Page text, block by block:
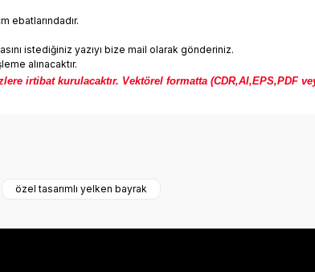
ebatlarındadır.
istediğiniz yazıyı bize mail olarak gönderiniz.
alınacaktır.
irtibat kurulacaktır. Vektörel formatta (CDR,AI,EPS,PDF
özel tasarımlı yelken bayrak